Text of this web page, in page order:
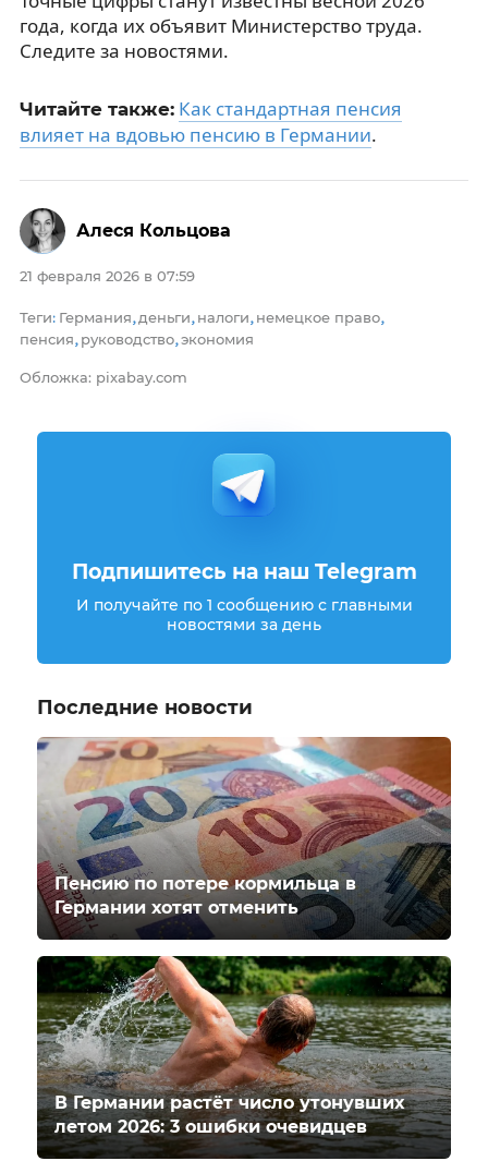
года, когда их объявит Министерство труда.
Следите за новостями.
Читайте также: Как стандартная пенсия
влияет на вдовью пенсию в Германии.
21 февраля 2026 в 07:59
Теги: Германия, деньги, налоги, немецкое право,
пенсия, руководство,экономия
Обложка: pixabay.com
Алеся Кольцова
Подпишитесь на наш Telegram
И получайте по 1 сообщению с главными
новостями за день
Последние новости
Пенсию по потере кормильца в
Германии хотят отменить
В Германии растёт число утонувших
летом 2026: 3 ошибки очевидцев